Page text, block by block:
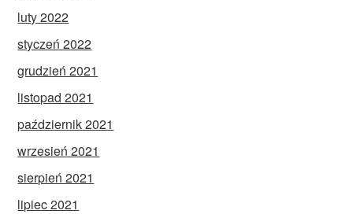
luty 2022
styczeń 2022
grudzień 2021
listopad 2021
październik 2021
wrzesień 2021
sierpień 2021
lipiec 2021